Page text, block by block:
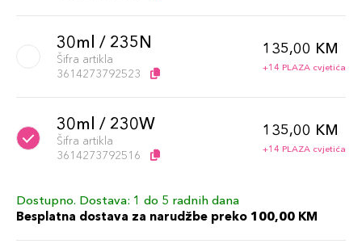
30ml / 235N
Šifra artikla
3614273792523
135,00 KM
+14 PLAZA cvjetića
30ml / 230W
Šifra artikla
3614273792516
135,00 KM
+14 PLAZA cvjetića
30ml / 105W
Šifra artikla
135,00 KM
Dostupno. Dostava: 1 do 5 radnih dana
Besplatna dostava za narudžbe preko 100,00 KM